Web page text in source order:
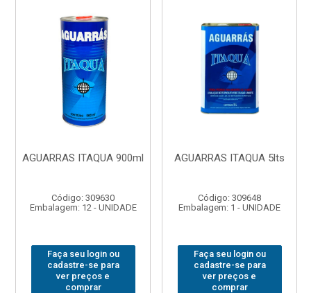
AGUARRAS ITAQUA 900ml
Código: 309630
Embalagem: 12 - UNIDADE
Faça seu login ou
cadastre-se para
ver preços e
comprar
AGUARRAS ITAQUA 5lts
Código: 309648
Embalagem: 1 - UNIDADE
Faça seu login ou
cadastre-se para
ver preços e
comprar